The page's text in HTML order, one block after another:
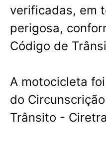
verificadas, em
perigosa,
Código de
A motocicleta
do
Trânsito -